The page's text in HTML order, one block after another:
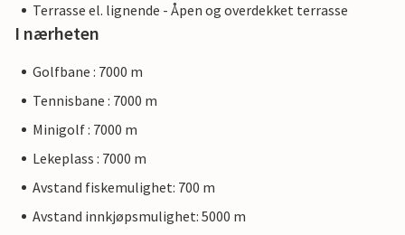
Terrasse el. lignende - Åpen og overdekket terrasse
I nærheten
Golfbane : 7000 m
Tennisbane : 7000 m
Minigolf : 7000 m
Lekeplass : 7000 m
Avstand fiskemulighet: 700 m
Avstand innkjøpsmulighet: 5000 m